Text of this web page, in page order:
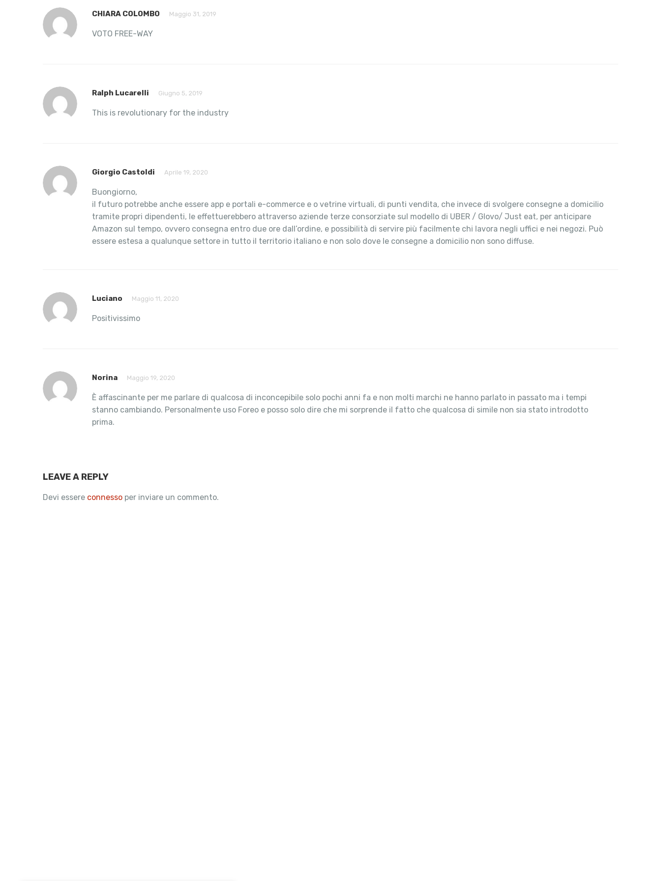
CHIARA COLOMBO Maggio 31, 2019
VOTO FREE-WAY
Ralph Lucarelli Giugno 5, 2019
This is revolutionary for the industry
Giorgio Castoldi Aprile 19, 2020
Buongiorno,
il futuro potrebbe anche essere app e portali e-commerce e o vetrine virtuali, di punti vendita, che invece di svolgere consegne a domicilio
tramite propri dipendenti, le effettuerebbero attraverso aziende terze consorziate sul modello di UBER / Glovo/ Just eat, per anticipare
Amazon sul tempo, ovvero consegna entro due ore dall’ordine, e possibilità di servire più facilmente chi lavora negli uffici e nei negozi. Può
essere estesa a qualunque settore in tutto il territorio italiano e non solo dove le consegne a domicilio non sono diffuse.
Luciano Maggio 11, 2020
Positivissimo
Norina Maggio 19, 2020
È affascinante per me parlare di qualcosa di inconcepibile solo pochi anni fa e non molti marchi ne hanno parlato in passato ma i tempi
stanno cambiando. Personalmente uso Foreo e posso solo dire che mi sorprende il fatto che qualcosa di simile non sia stato introdotto
prima.
LEAVE A REPLY
Devi essere connesso per inviare un commento.